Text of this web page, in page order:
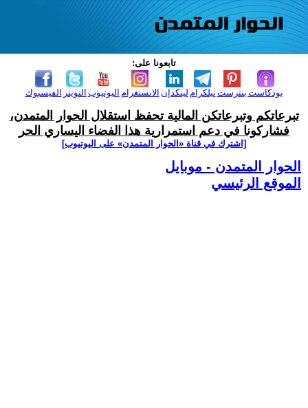
تابعونا على:
الفيسبوك التويتر اليوتيوب الانستغرام لينكدإن تيلكرامبنترست بودكاست
تبرعاتكم وتبرعاتكن المالية تحفظ استقلال الحوار المتمدن،
فشاركونا في دعم استمرارية هذا الفضاء اليساري الحر
[اشترك في قناة ‫«الحوار المتمدن» على اليوتيوب]
الحوار المتمدن - موبايل
الموقع الرئيسي